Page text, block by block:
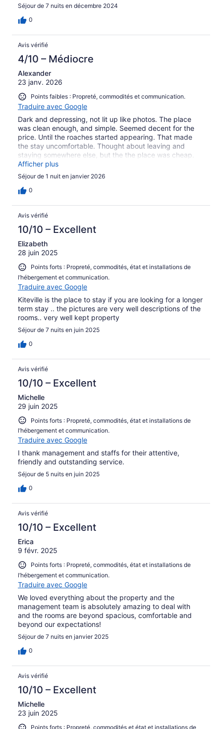
Séjour de 7 nuits en décembre 2024
0
Avis vérifié
4/10 – Médiocre
Alexander
23 janv. 2026
Points faibles : Propreté, commodités et communication.
Traduire avec Google
Dark and depressing, not lit up like photos. The place
was clean enough, and simple. Seemed decent for the
price. Until the roaches started appearing. That made
the stay uncomfortable. Thought about leaving and
staying somewhere else, but the the place was cheap.
Would not stay again and would not recommend.
Afficher plus
Séjour de 1 nuit en janvier 2026
0
Avis vérifié
10/10 – Excellent
Elizabeth
28 juin 2025
Points forts : Propreté, commodités, état et installations de
l’hébergement et communication.
Traduire avec Google
Kiteville is the place to stay if you are looking for a longer
term stay .. the pictures are very well descriptions of the
rooms.. very well kept property
Séjour de 7 nuits en juin 2025
0
Avis vérifié
10/10 – Excellent
Michelle
29 juin 2025
Points forts : Propreté, commodités, état et installations de
l’hébergement et communication.
Traduire avec Google
I thank management and staffs for their attentive,
friendly and outstanding service.
Séjour de 5 nuits en juin 2025
0
Avis vérifié
10/10 – Excellent
Erica
9 févr. 2025
Points forts : Propreté, commodités, état et installations de
l’hébergement et communication.
Traduire avec Google
We loved everything about the property and the
management team is absolutely amazing to deal with
and the rooms are beyond spacious, comfortable and
beyond our expectations!
Séjour de 7 nuits en janvier 2025
0
Avis vérifié
10/10 – Excellent
Michelle
23 juin 2025
Points forts : Propreté, commodités et état et installations de